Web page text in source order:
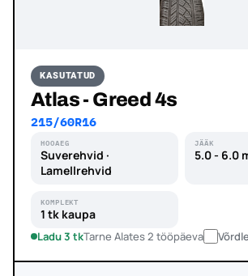
KASUTATUD
Atlas - Greed 4s
215/60R16
HOOAEG
Suverehvid ·
Lamellrehvid
JÄÄK
5.0 - 6.0
KOMPLEKT
1 tk kaupa
Ladu 3 tkTarne Alates 2 tööpäeva